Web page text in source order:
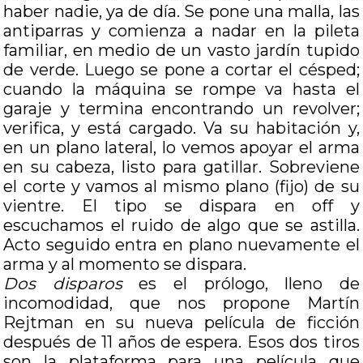
haber nadie, ya de día. Se pone una malla, las
antiparras y comienza a nadar en la pileta
familiar, en medio de un vasto jardín tupido
de verde. Luego se pone a cortar el césped;
cuando la máquina se rompe va hasta el
garaje y termina encontrando un revolver;
verifica, y está cargado. Va su habitación y,
en un plano lateral, lo vemos apoyar el arma
en su cabeza, listo para gatillar. Sobreviene
el corte y vamos al mismo plano (fijo) de su
vientre. El tipo se dispara en off y
escuchamos el ruido de algo que se astilla.
Acto seguido entra en plano nuevamente el
arma y al momento se dispara.
Dos disparoses el prólogo, lleno de
incomodidad, que nos propone Martín
Rejtman en su nueva película de ficción
después de 11 años de espera. Esos dos tiros